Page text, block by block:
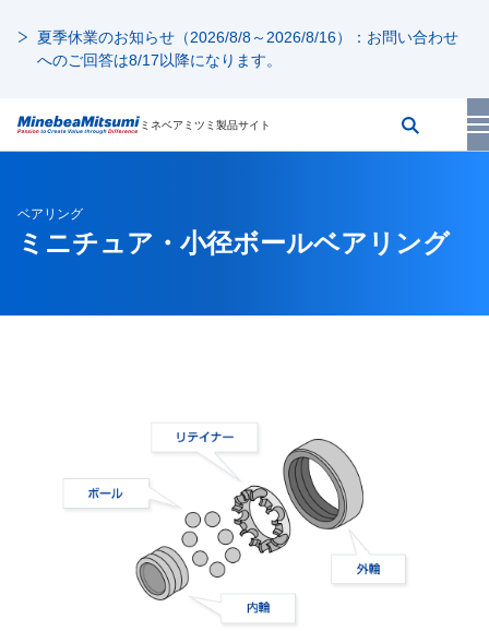
夏季休業のお知らせ（2026/8/8～2026/8/16）：お問い合わせ
へのご回答は8/17以降になります。
ミネベアミツミ製品サイト
ベアリング
ミニチュア・小径ボールベアリング